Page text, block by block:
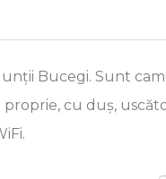
Bucegi. Sunt
cu duș,